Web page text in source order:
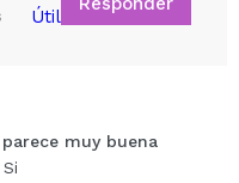
o una foto
Imagínatelo...
Útil
muy buena
Si